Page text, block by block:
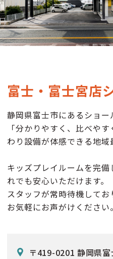
富士・富士宮店
静岡県富士市にあるショー
「分かりやすく、比べや
わり設備が体感できる地
キッズプレイルームを完
れでも安心いただけます。
スタッフが常時待機して
お気軽にお声がけください。
〒419-0201 静岡県